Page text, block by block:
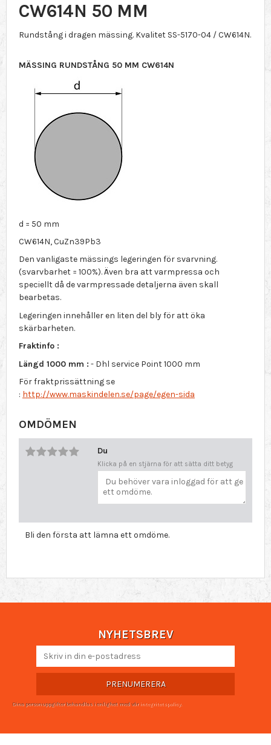
CW614N 50 MM
Rundstång i dragen mässing. Kvalitet SS-5170-04 / CW614N.
MÄSSING RUNDSTÅNG 50 MM CW614N
d = 50 mm
CW614N, CuZn39Pb3
Den vanligaste mässings legeringen för svarvning.
(svarvbarhet = 100%). Även bra att varmpressa och
speciellt då de varmpressade detaljerna även skall
bearbetas.
Legeringen innehåller en liten del bly för att öka
skärbarheten.
Fraktinfo :
Längd 1000 mm : - Dhl service Point 1000 mm
För fraktprissättning se
: http://www.maskindelen.se/page/egen-sida
OMDÖMEN
Du
Klicka på en stjärna för att sätta ditt betyg
Bli den första att lämna ett omdöme.
NYHETSBREV
PRENUMERERA
Dina personuppgifter behandlas i enlighet med vår integritetspolicy.